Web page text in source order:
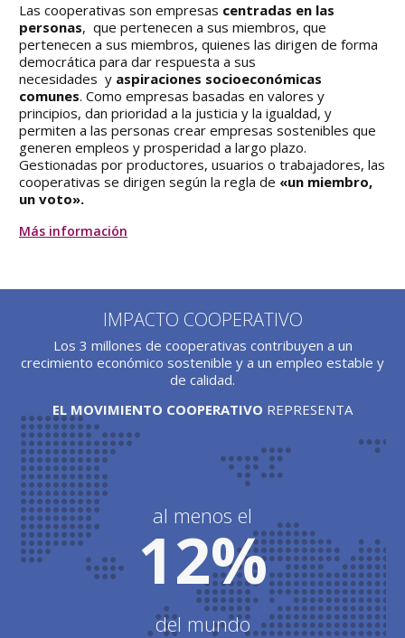
Las cooperativas son empresas centradas en las
personas, que pertenecen a sus miembros, que
pertenecen a sus miembros, quienes las dirigen de forma
democrática para dar respuesta a sus
necesidades y aspiraciones socioeconómicas
comunes. Como empresas basadas en valores y
principios, dan prioridad a la justicia y la igualdad, y
permiten a las personas crear empresas sostenibles que
generen empleos y prosperidad a largo plazo.
Gestionadas por productores, usuarios o trabajadores, las
cooperativas se dirigen según la regla de «un miembro,
un voto».
Más información
IMPACTO COOPERATIVO
Los 3 millones de cooperativas contribuyen a un
crecimiento económico sostenible y a un empleo estable y
de calidad.
EL MOVIMIENTO COOPERATIVO REPRESENTA
al menos el
12%
del mundo